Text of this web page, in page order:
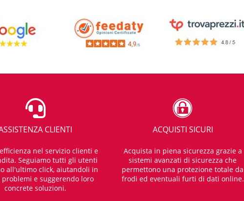
CLIENTI
nel servizio clienti e
Seguiamo tutti gli utenti
all'ultimo click, aiutandoli in
problemi e suggerendo loro
concrete soluzioni.
ACQUISTI SICURI
Acquista in piena sicurezza grazie a
sistemi avanzati di sicurezza che
permettono una protezione totale da
frodi ed eventuali furti di dati online.